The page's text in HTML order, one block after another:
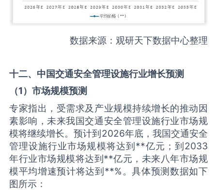
数据来源：观研天下数据中心整理
十二、中国交通安全管理设施行业增长预测
（1）市场规模预测
专家指出，受需求及产业规模持续增长的推动因
素影响，未来我国交通安全管理设施行业市场规
模将继续增长。预计到2026年底，我国交通安全
管理设施行业市场规模将达到**亿元；到2033
年行业市场规模将达到**亿元，未来八年市场规
模平均增速预计将达到**%。具体预测数据如下
图所示：